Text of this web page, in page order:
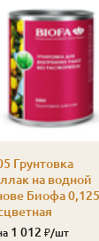
Грунтовка
на водной
Биофа
1 012 ₽/шт